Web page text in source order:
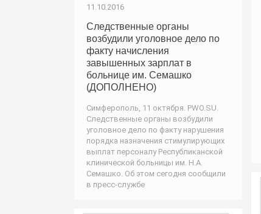
11.10.2016
Следственные органы
возбудили уголовное дело по
факту начисления
завышенных зарплат в
больнице им. Семашко
(ДОПОЛНЕНО)
Симферополь, 11 октября. PWO.SU.
Следственные органы возбудили
уголовное дело по факту нарушения
порядка назначения стимулирующих
выплат персоналу Республиканской
клинической больницы им. Н.А.
Семашко. Об этом сегодня сообщили
в пресс-службе